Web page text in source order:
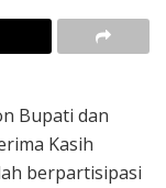
Bupati dan
Kasih
berpartisipasi